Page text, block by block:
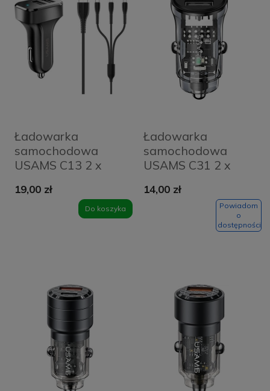
Ładowarka
samochodowa
USAMS C13 2 x
microUSB/USB-
C/Lightning Czarna
19,00 zł
Do koszyka
Ładowarka
samochodowa
USAMS C31 2 x
Black
14,00 zł
Powiadom
o
dostępności